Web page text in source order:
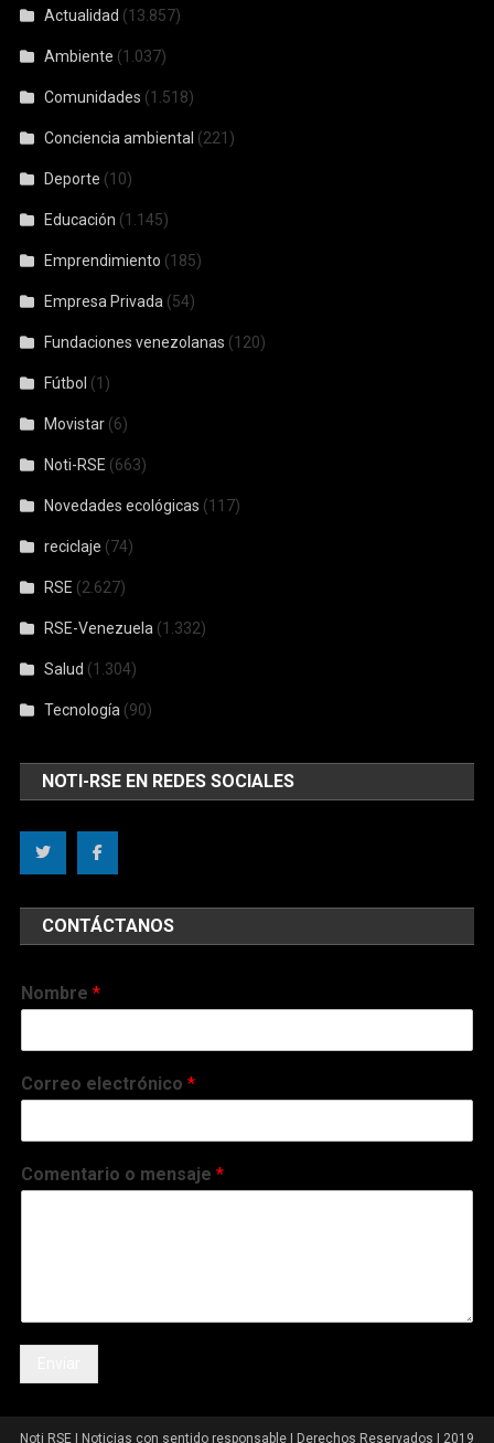
Actualidad (13.857)
Ambiente (1.037)
Comunidades (1.518)
Conciencia ambiental (221)
Deporte (10)
Educación (1.145)
Emprendimiento (185)
Empresa Privada (54)
Fundaciones venezolanas (120)
Fútbol (1)
Movistar (6)
Noti-RSE (663)
Novedades ecológicas (117)
reciclaje (74)
RSE (2.627)
RSE-Venezuela (1.332)
Salud (1.304)
Tecnología (90)
NOTI-RSE EN REDES SOCIALES
CONTÁCTANOS
Nombre*
Correo electrónico*
Comentario o mensaje*
Noti RSE | Noticias con sentido responsable | Derechos Reservados | 2019